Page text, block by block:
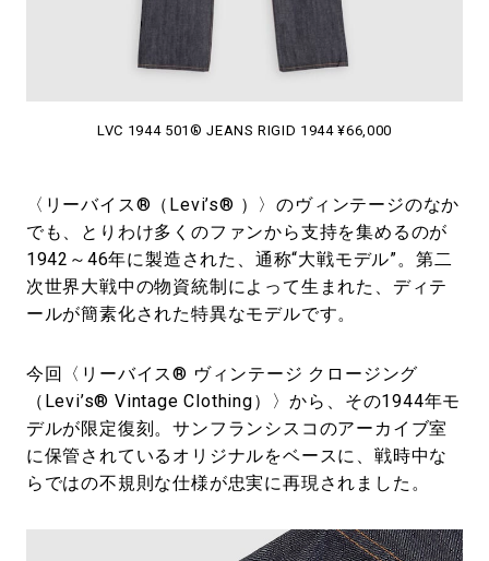
LVC 1944 501® JEANS RIGID 1944 ¥66,000
〈リーバイス®（Levi’s® ）〉のヴィンテージのなか
でも、とりわけ多くのファンから支持を集めるのが
1942～46年に製造された、通称“大戦モデル”。第二
次世界大戦中の物資統制によって生まれた、ディテ
ールが簡素化された特異なモデルです。
今回〈リーバイス® ヴィンテージ クロージング
（Levi’s® Vintage Clothing）〉から、その1944年モ
デルが限定復刻。サンフランシスコのアーカイブ室
に保管されているオリジナルをベースに、戦時中な
らではの不規則な仕様が忠実に再現されました。